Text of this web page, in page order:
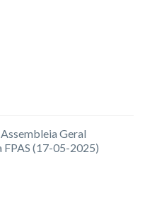
Geral
FPAS (17-05-2025)